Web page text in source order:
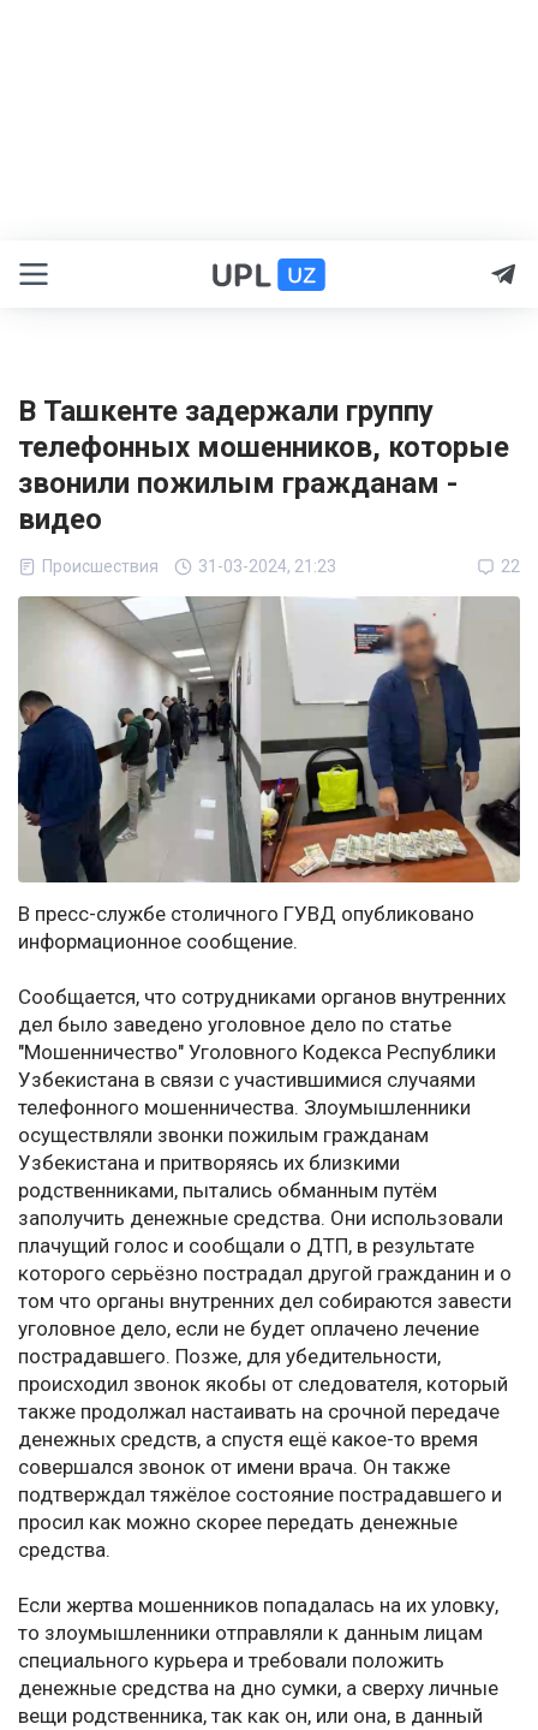
В Ташкенте задержали группу
телефонных мошенников, которые
звонили пожилым гражданам -
видео
Происшествия 31-03-2024, 21:23 22
В пресс-службе столичного ГУВД опубликовано
информационное сообщение.
Сообщается, что сотрудниками органов внутренних
дел было заведено уголовное дело по статье
"Мошенничество" Уголовного Кодекса Республики
Узбекистана в связи с участившимися случаями
телефонного мошенничества. Злоумышленники
осуществляли звонки пожилым гражданам
Узбекистана и притворяясь их близкими
родственниками, пытались обманным путём
заполучить денежные средства. Они использовали
плачущий голос и сообщали о ДТП, в результате
которого серьёзно пострадал другой гражданин и о
том что органы внутренних дел собираются завести
уголовное дело, если не будет оплачено лечение
пострадавшего. Позже, для убедительности,
происходил звонок якобы от следователя, который
также продолжал настаивать на срочной передаче
денежных средств, а спустя ещё какое-то время
совершался звонок от имени врача. Он также
подтверждал тяжёлое состояние пострадавшего и
просил как можно скорее передать денежные
средства.
Если жертва мошенников попадалась на их уловку,
то злоумышленники отправляли к данным лицам
специального курьера и требовали положить
денежные средства на дно сумки, а сверху личные
вещи родственника, так как он, или она, в данный